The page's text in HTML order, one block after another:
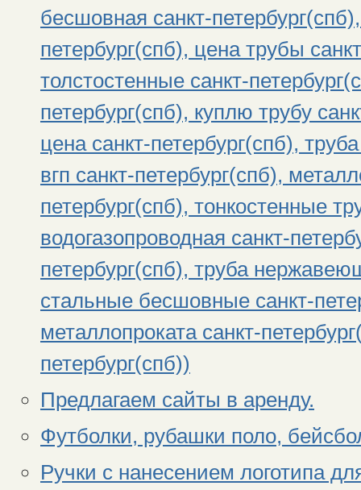
бесшовная санкт-
петербург(спб), цена трубы
толстостенные санкт-
петербург(спб), куплю трубу
цена санкт-петербург(спб),
вгп санкт-петербург(спб),
петербург(спб), тонкостенные
водогазопроводная санкт-
петербург(спб), труба
стальные бесшовные санкт-
металлопроката санкт-
петербург(спб))
Предлагаем сайты в аренду.
Футболки, рубашки поло,
Ручки с нанесением логотипа